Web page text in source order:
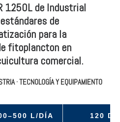
1250L de Industrial
de
para la
fitoplancton en
comercial.
· TECNOLOGÍA Y EQUIPAMIENTO
L/DÍA
120